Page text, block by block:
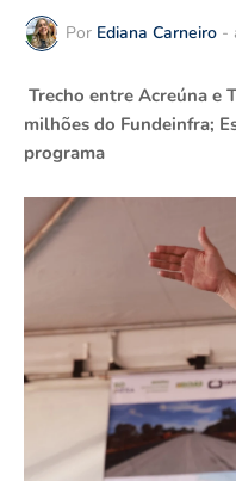
Por Ediana Carneiro -
Trecho entre Acreúna e
milhões do Fundeinfra;
programa